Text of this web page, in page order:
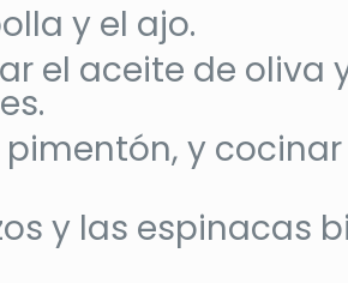
y el ajo.
el aceite de
y
y las espinacas